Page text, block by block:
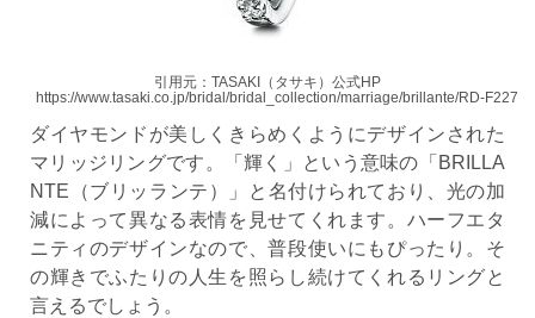
引用元：TASAKI（タサキ）公式HP
https://www.tasaki.co.jp/bridal/bridal_collection/marriage/brillante/RD-F2277-
ダイヤモンドが美しくきらめくようにデザインされた
マリッジリングです。「輝く」という意味の「BRILLA
NTE（ブリッランテ）」と名付けられており、光の加
減によって異なる表情を見せてくれます。ハーフエタ
ニティのデザインなので、普段使いにもぴったり。そ
の輝きでふたりの人生を照らし続けてくれるリングと
言えるでしょう。